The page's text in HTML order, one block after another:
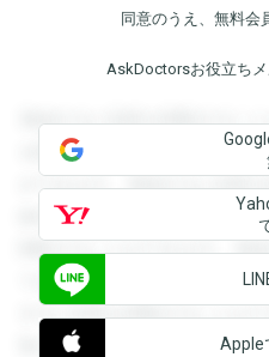
同意のうえ、無料会
AskDoctorsお役立ち
登録すると回答を閲覧するこ
を閲覧することができます。
ができます。登録すると回答
録すると回答を閲覧すること
閲覧することができます。登
できます。登録すると回答を
すると回答を閲覧することが
覧することができます。
Apple